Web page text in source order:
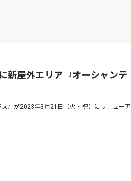
新屋外エリア『オーシャンテ
』が2023年3月21日（火・祝）にリニューア